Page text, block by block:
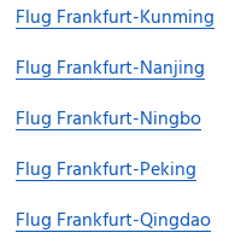
Flug Frankfurt-Kunming
Flug Frankfurt-Nanjing
Flug Frankfurt-Ningbo
Flug Frankfurt-Peking
Flug Frankfurt-Qingdao